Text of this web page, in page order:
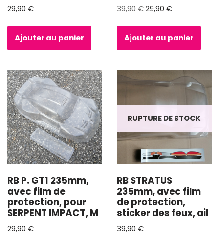
29,90 €
Ajouter au panier
39,90€29,90 €
Ajouter au panier
RB P. GT1 235mm,
avec film de
protection, pour
SERPENT IMPACT, M
29,90 €
RUPTURE DE STOCK
RB STRATUS
235mm, avec film
de protection,
sticker des feux, ail
39,90 €